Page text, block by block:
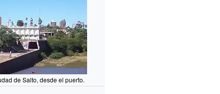
de Salto, desde el puerto.